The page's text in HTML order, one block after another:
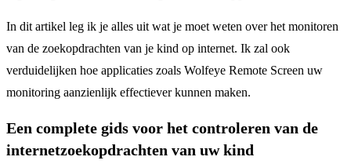
In dit artikel leg ik je alles uit wat je moet weten over het monitoren
van de zoekopdrachten van je kind op internet. Ik zal ook
verduidelijken hoe applicaties zoals Wolfeye Remote Screen uw
monitoring aanzienlijk effectiever kunnen maken.
Een complete gids voor het controleren van de
internetzoekopdrachten van uw kind